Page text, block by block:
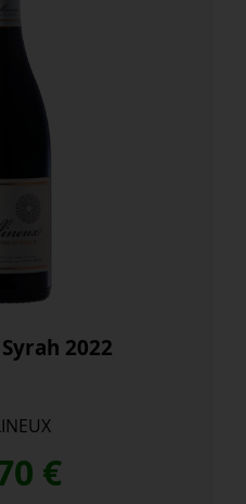
2022
€